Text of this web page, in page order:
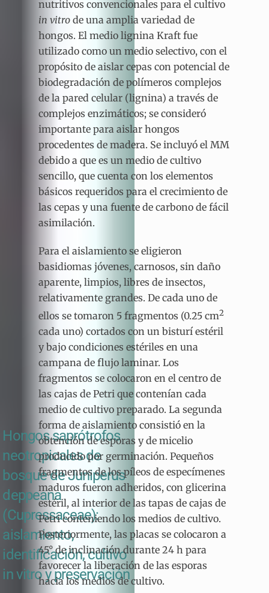
Hongos saprótrofos
neotropicales de
bosque de Juniperus
deppeana
(Cupressaceae):
aislamiento,
identificación, cultivo
in vitro y preservación
nutritivos convencionales para el cultivo
in vitro de una amplia variedad de
hongos. El medio lignina Kraft fue
utilizado como un medio selectivo, con el
propósito de aislar cepas con potencial de
biodegradación de polímeros complejos
de la pared celular (lignina) a través de
complejos enzimáticos; se consideró
importante para aislar hongos
procedentes de madera. Se incluyó el MM
debido a que es un medio de cultivo
sencillo, que cuenta con los elementos
básicos requeridos para el crecimiento de
las cepas y una fuente de carbono de fácil
asimilación.
Para el aislamiento se eligieron
basidiomas jóvenes, carnosos, sin daño
aparente, limpios, libres de insectos,
relativamente grandes. De cada uno de
ellos se tomaron 5 fragmentos (0.25 cm2
cada uno) cortados con un bisturí estéril
y bajo condiciones estériles en una
campana de flujo laminar. Los
fragmentos se colocaron en el centro de
las cajas de Petri que contenían cada
medio de cultivo preparado. La segunda
forma de aislamiento consistió en la
obtención de esporas y de micelio
producido por germinación. Pequeños
fragmentos de los píleos de especímenes
maduros fueron adheridos, con glicerina
estéril, al interior de las tapas de cajas de
Petri conteniendo los medios de cultivo.
Posteriormente, las placas se colocaron a
45° de inclinación durante 24 h para
favorecer la liberación de las esporas
hacia los medios de cultivo.